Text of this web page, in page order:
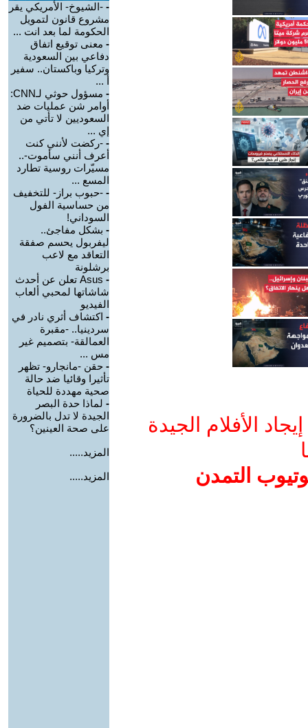
الأفلام الجيدة
التمدن
- -الشيوخ- الأمريكي يقر
مشروع قانون لتمويل
الحكومة لما بعد انت ...
- معنى توقيع اتفاق
دفاعي بين السعودية
وتركيا وباكستان.. سفير
أ ...
-
مسؤول حوثي لـCNN:
أوامر شن عمليات ضد
السعوديين لا تأتي من
إي ...
- -ركضت لأنني كنت
أعرف أنني سأموت-..
مسيّرات روسية تطارد
المسع ...
- -حبوب براز- للتخفيف
من حساسية الفول
السوداني!
- بشكل مفاجئ..
ليفربول يحسم صفقة
التعاقد مع لاعب
برشلونة
-
Asus تعلن عن أحدث
شاشاتها لمحبي ألعاب
الفيديو
- اكتشاف أثري نادر في
سردينيا.. -مقبرة
العمالقة- بتصميم غير
مس ...
- حقن -مانجارو- تظهر
تأثيرا وقائيا ضد حالة
صحية مهددة للحياة
- لماذا حدة البصر
الجيدة لا تدل بالضرورة
على صحة العينين؟
المزيد.....
المزيد.....